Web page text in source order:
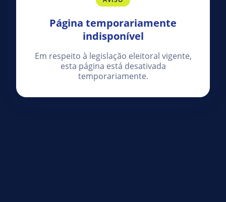
Página temporariamente
indisponível
Em respeito à legislação eleitoral vigente,
esta página está desativada
temporariamente.